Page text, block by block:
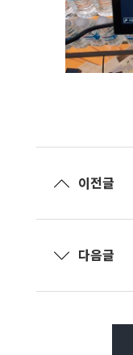
이전글
다음글